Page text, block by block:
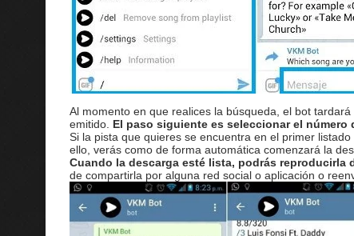
Al momento en que realices la búsqueda, el bot
emitido. El paso siguiente es seleccionar el
Si la pista que quieres se encuentra en el primer listado
ello, verás como de forma automática comenzará la
Cuando la descarga esté lista, podrás reproducirla
de compartirla por alguna red social o aplicación o